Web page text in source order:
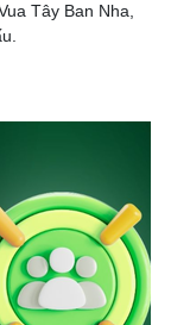
Tây Ban Nha,